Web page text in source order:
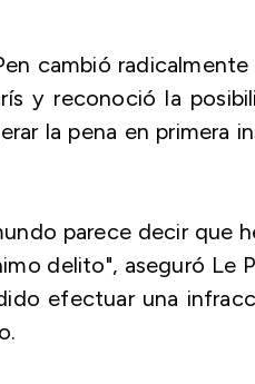
cambió
y reconoció la
la pena en primera
parece decir que
delito", aseguró Le
efectuar una